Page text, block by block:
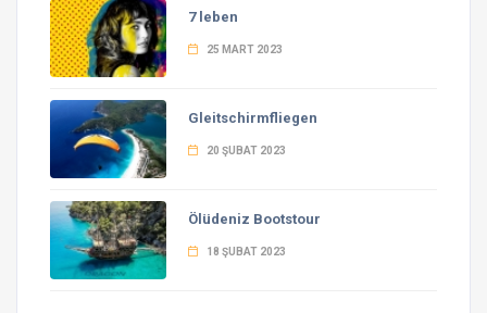
7 leben
25 MART 2023
Gleitschirmfliegen
20 ŞUBAT 2023
Ölüdeniz Bootstour
18 ŞUBAT 2023